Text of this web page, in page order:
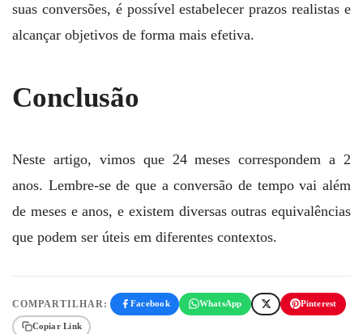
suas conversões, é possível estabelecer prazos realistas e
alcançar objetivos de forma mais efetiva.
Conclusão
Neste artigo, vimos que 24 meses correspondem a 2
anos. Lembre-se de que a conversão de tempo vai além
de meses e anos, e existem diversas outras equivalências
que podem ser úteis em diferentes contextos.
COMPARTILHAR: Facebook WhatsApp Pinterest
Copiar Link